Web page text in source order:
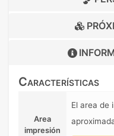
Características
Area
impresión
El area de